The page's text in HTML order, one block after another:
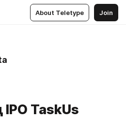
About Teletype Join
TaskUs